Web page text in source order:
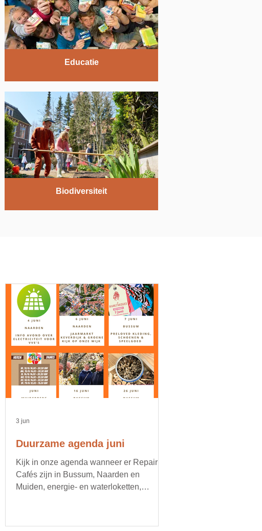
Educatie
Biodiversiteit
Duurzame agenda juni
Kijk in onze agenda wanneer er Repair
Cafés zijn in Bussum, Naarden en
Muiden, energie- en waterloketten,
3 jun